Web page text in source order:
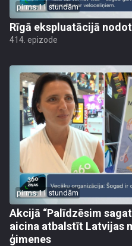
pirms 11 stundām
Rīgā ekspluatācijā
414. epizode
pirms 11 stundām
Akcijā “Palīdzēsim
aicina atbalstīt Latvijas
ģimenes